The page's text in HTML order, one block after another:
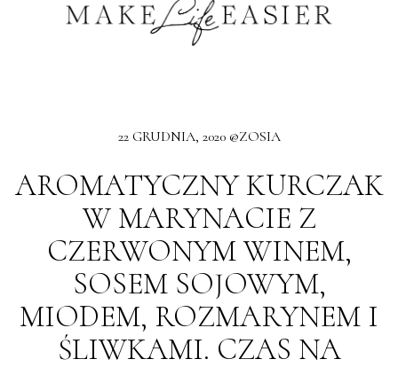
22 GRUDNIA, 2020 @ZOSIA
AROMATYCZNY KURCZAK
W MARYNACIE Z
CZERWONYM WINEM,
SOSEM SOJOWYM,
MIODEM, ROZMARYNEM I
ŚLIWKAMI. CZAS NA